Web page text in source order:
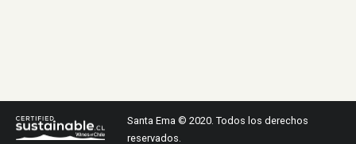
Santa Ema © 2020. Todos los derechos
reservados.